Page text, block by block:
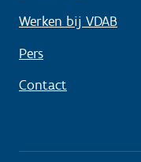
Werken bij VDAB
Pers
Contact